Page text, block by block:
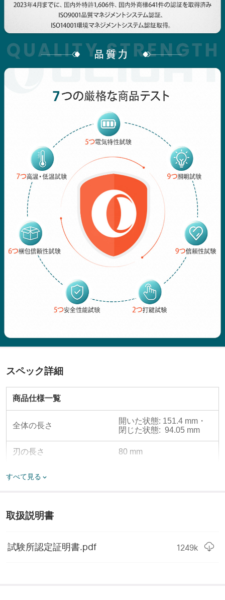
スペック詳細
商品仕様一覧
全体の長さ
開いた状態: 151.4 mm・
閉じた状態:  94.05 mm
刃の長さ 80 mm
刃幅
ハンドル幅
すべて見る
取扱説明書
試験所認定証明書.pdf 1249k